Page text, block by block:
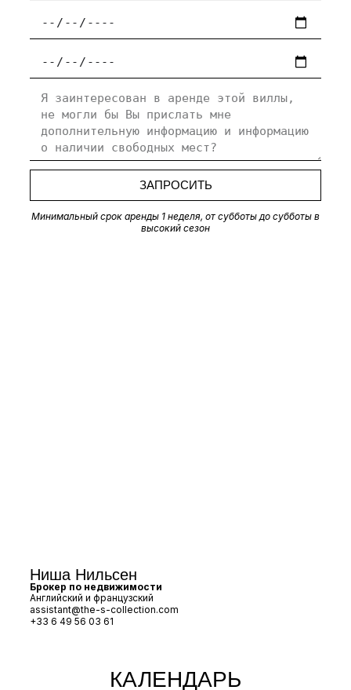
ЗАПРОСИТЬ
Минимальный срок аренды 1 неделя, от субботы до субботы в
высокий сезон
Ниша Нильсен
Брокер по недвижимости
Английский и французский
assistant@the-s-collection.com
+33 6 49 56 03 61
КАЛЕНДАРЬ